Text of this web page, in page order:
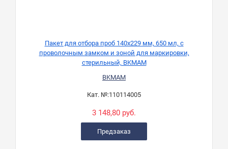
Пакет для отбора проб 140х229 мм, 650 мл, с
проволочным замком и зоной для маркировки,
стерильный, BKMAM
BKMAM
Кат. №:110114005
3 148,80 руб.
Предзаказ